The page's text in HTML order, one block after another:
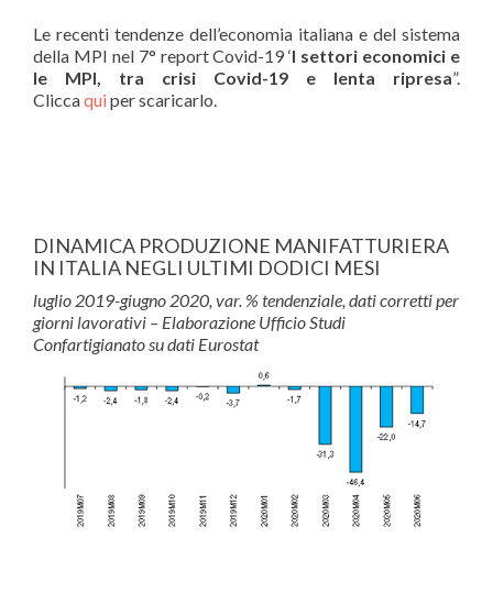
Le recenti tendenze dell’economia italiana e del sistema
della MPI nel 7° report Covid-19 ‘I settori economici e
le MPI, tra crisi Covid-19 e lenta ripresa”.
Cliccaquiper scaricarlo.
DINAMICA PRODUZIONE MANIFATTURIERA
IN ITALIA NEGLI ULTIMI DODICI MESI
luglio 2019-giugno 2020, var. % tendenziale, dati corretti per
giorni lavorativi – Elaborazione Ufficio Studi
Confartigianato su dati Eurostat